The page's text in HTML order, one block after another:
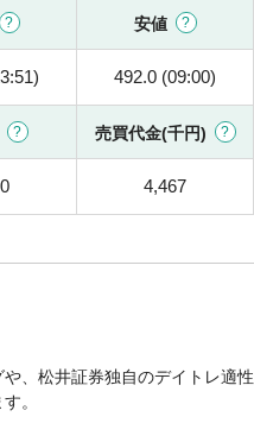
安値
492.0 (09:00)
売買代金(千円)
4,467
、松井証券独自のデイトレ適性
。